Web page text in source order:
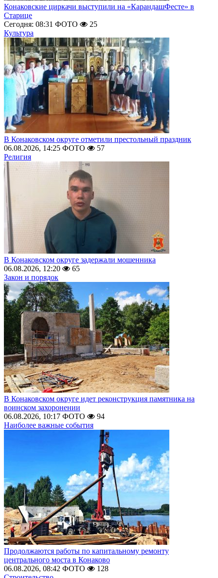
Конаковские циркачи выступили на «КарандашФесте» в
Старице
Сегодня: 08:31 ФОТО
25
Культура
В Конаковском округе отметили престольный праздник
06.08.2026, 14:25 ФОТО
57
Религия
В Конаковском округе задержали мошенника
06.08.2026, 12:20
65
Закон и порядок
В Конаковском округе идет реконструкция памятника на
воинском захоронении
06.08.2026, 10:17 ФОТО
94
Наиболее важные события
Продолжаются работы по капитальному ремонту
центрального моста в Конаково
06.08.2026, 08:42 ФОТО
128